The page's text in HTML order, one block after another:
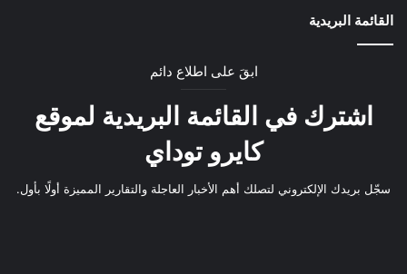
القائمة البريدية
ابقَ على اطلاع دائم
اشترك في القائمة البريدية لموقع
كايرو توداي
سجّل بريدك الإلكتروني لتصلك أهم الأخبار العاجلة والتقارير المميزة أولًا بأول.